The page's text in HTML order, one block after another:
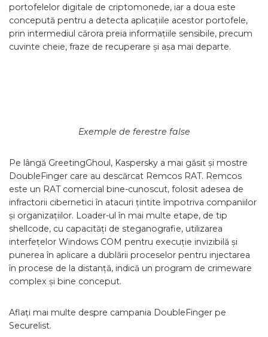
portofelelor digitale de criptomonede, iar a doua este
concepută pentru a detecta aplicațiile acestor portofele,
prin intermediul cărora preia informațiile sensibile, precum
cuvinte cheie, fraze de recuperare și așa mai departe.
Exemple de ferestre false
Pe lângă GreetingGhoul, Kaspersky a mai găsit și mostre
DoubleFinger care au descărcat Remcos RAT. Remcos
este un RAT comercial bine-cunoscut, folosit adesea de
infractorii cibernetici în atacuri țintite împotriva companiilor
și organizațiilor. Loader-ul în mai multe etape, de tip
shellcode, cu capacități de steganografie, utilizarea
interfețelor Windows COM pentru execuție invizibilă și
punerea în aplicare a dublării proceselor pentru injectarea
în procese de la distanță, indică un program de crimeware
complex și bine conceput.
Aflați mai multe despre campania DoubleFinger pe
Securelist.